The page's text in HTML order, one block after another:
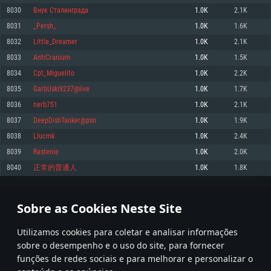
Sobre as Cookies Neste Site
Utilizamos cookies para coletar e analisar informações
sobre o desempenho e o uso do site, para fornecer
funções de redes sociais e para melhorar e personalizar o
Memória: 4GB
Placa Gráfica: Placa com DirectX 11: AMD Radeon 77XX / NVIDIA GeForce
GTX 660. Resolução mínima suportada: 720p
Network: Internet de banda larga.
Disco: 23,1 GB
Recomendado
superior, Radeon RX 570 ou superior
Disco: 75,9 GB
Memória: 6 GB
Placa Gráfica: Intel Iris Pro 5200 (Mac), equivalentes AMD/Nvidia para Mac.
Resolução mínima suportada: 720p com suporte Metal.
Network: Internet de banda larga.
Disco: 21,5 GB
Recomendado
Network: Internet de banda larga.
Memória: 4 GB
Placa Gráfica: NVIDIA 660 com os drivers mais recentes (não mais de 6
meses) / equivalentes AMD com os drivers mais recentes com suporte
Vulkan (não mais de 6 meses); Resolução mínima suportada: 720p.
Network: Internet de banda larga.
Disco: 21,5 GB
Recomendado
Sistema Operativo: Ubuntu 20.04 64bit
Processador: Intel Core i7
Memória: 16 GB
Placa Gráfica: NVIDIA 1060 com os drivers mais recentes (não mais de 6
meses) / equivalentes AMD (Radeon RX 570) com os drivers mais recentes
Network: Internet de banda larga.
8030 Внук Сталинграда 1.0K 2.1K
8031 _Persh_ 1.0K 1.6K
8032 Little_Dreamer 1.0K 2.1K
8033 AntiCranium 1.0K 1.5K
8034 Cpt_Miguelito 1.0K 2.2K
8035 GarbUski9237@live 1.0K 1.7K
8036 nerb751 1.0K 2.1K
8037 DeepDishTanker@psn 1.0K 1.9K
8038 Llucmk 1.0K 2.4K
8039 Rastenie 1.0K 2.0K
8040 正常的普通人 1.0K 1.8K